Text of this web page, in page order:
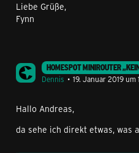
Liebe Grüße,
Fynn
HOMESPOT MINIROUTER
Dennis
19. Januar 2019 um
Hallo Andreas,
da sehe ich direkt etwas, was